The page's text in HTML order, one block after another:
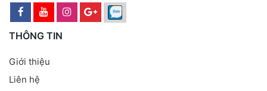
THÔNG TIN
Giới thiệu
Liên hệ